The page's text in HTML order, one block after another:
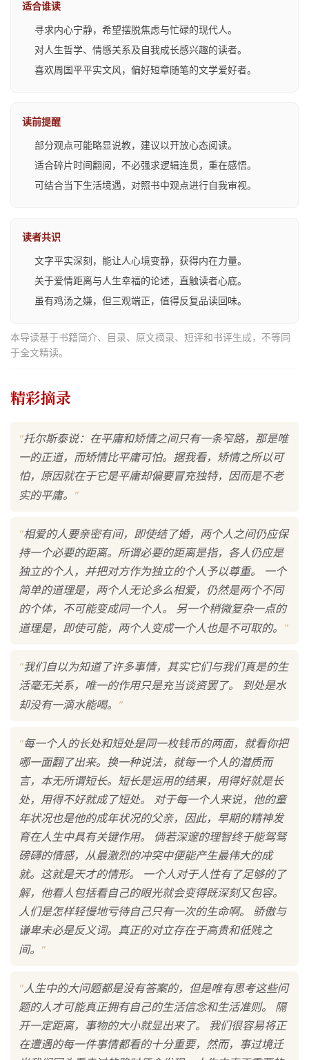
适合谁读
寻求内心宁静，希望摆脱焦虑与忙碌的现代人。
对人生哲学、情感关系及自我成长感兴趣的读者。
喜欢周国平平实文风，偏好短章随笔的文学爱好者。
读前提醒
部分观点可能略显说教，建议以开放心态阅读。
适合碎片时间翻阅，不必强求逻辑连贯，重在感悟。
可结合当下生活境遇，对照书中观点进行自我审视。
读者共识
文字平实深刻，能让人心境变静，获得内在力量。
关于爱情距离与人生幸福的论述，直触读者心底。
虽有鸡汤之嫌，但三观端正，值得反复品读回味。
本导读基于书籍简介、目录、原文摘录、短评和书评生成，不等同
于全文精读。
精彩摘录
"托尔斯泰说：在平庸和矫情之间只有一条窄路，那是唯
一的正道，而矫情比平庸可怕。据我看，矫情之所以可
怕，原因就在于它是平庸却偏要冒充独特，因而是不老
实的平庸。
"
"相爱的人要亲密有间，即使结了婚，两个人之间仍应保
持一个必要的距离。所谓必要的距离是指，各人仍应是
独立的个人，并把对方作为独立的个人予以尊重。 一个
简单的道理是，两个人无论多么相爱，仍然是两个不同
的个体，不可能变成同一个人。 另一个稍微复杂一点的
道理是，即使可能，两个人变成一个人也是不可取的。
"
"我们自以为知道了许多事情，其实它们与我们真是的生
活毫无关系，唯一的作用只是充当谈资罢了。 到处是水
却没有一滴水能喝。
"
"每一个人的长处和短处是同一枚钱币的两面，就看你把
哪一面翻了出来。换一种说法，就每一个人的潜质而
言，本无所谓短长。短长是运用的结果，用得好就是长
处，用得不好就成了短处。 对于每一个人来说，他的童
年状况也是他的成年状况的父亲，因此，早期的精神发
育在人生中具有关键作用。 倘若深邃的理智终于能驾驽
磅礴的情感，从最激烈的冲突中便能产生最伟大的成
就。这就是天才的情形。 一个人对于人性有了足够的了
解，他看人包括看自己的眼光就会变得既深刻又包容。
人们是怎样轻慢地亏待自己只有一次的生命啊。 骄傲与
谦卑未必是反义词。真正的对立存在于高贵和低贱之
间。
"
"人生中的大问题都是没有答案的，但是唯有思考这些问
题的人才可能真正拥有自己的生活信念和生活准则。 隔
开一定距离，事物的大小就显出来了。 我们很容易将正
在遭遇的每一件事情都看的十分重要，然而，事过境迁